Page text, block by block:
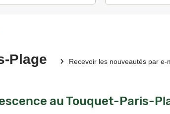
Plage Recevoir les nouveautés par e-
au Touquet-Paris-